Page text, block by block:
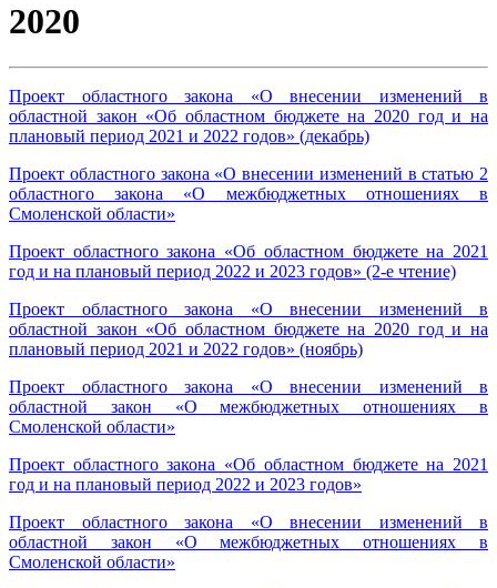
2020
Проект областного закона «О внесении изменений в
областной закон «Об областном бюджете на 2020 год и на
плановый период 2021 и 2022 годов» (декабрь)
Проект областного закона «О внесении изменений в статью 2
областного закона «О межбюджетных отношениях в
Смоленской области»
Проект областного закона «Об областном бюджете на 2021
год и на плановый период 2022 и 2023 годов» (2-е чтение)
Проект областного закона «О внесении изменений в
областной закон «Об областном бюджете на 2020 год и на
плановый период 2021 и 2022 годов» (ноябрь)
Проект областного закона «О внесении изменений в
областной закон «О межбюджетных отношениях в
Смоленской области»
Проект областного закона «Об областном бюджете на 2021
год и на плановый период 2022 и 2023 годов»
Проект областного закона «О внесении изменений в
областной закон «О межбюджетных отношениях в
Смоленской области»